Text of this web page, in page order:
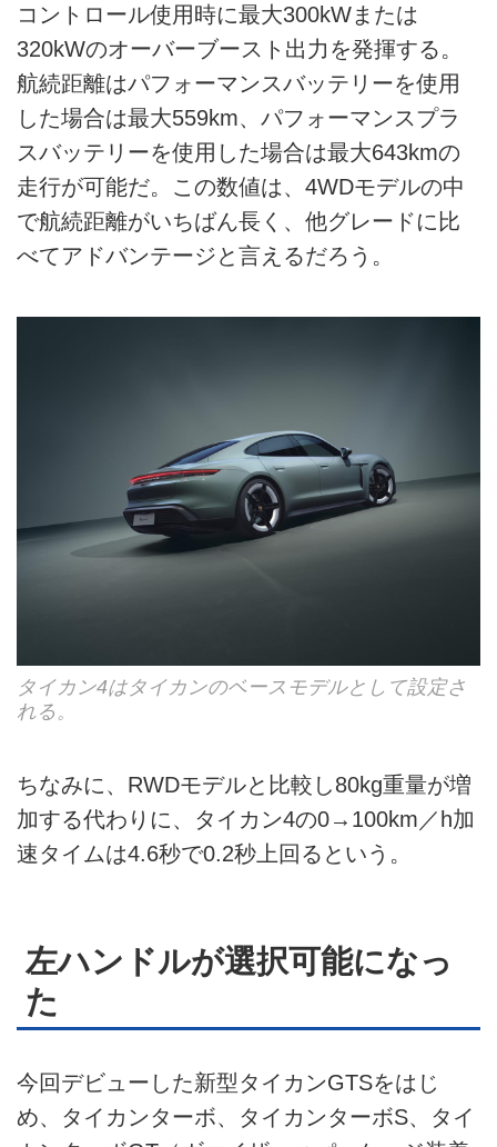
コントロール使用時に最大300kWまたは
320kWのオーバーブースト出力を発揮する。
航続距離はパフォーマンスバッテリーを使用
した場合は最大559km、パフォーマンスプラ
スバッテリーを使用した場合は最大643kmの
走行が可能だ。この数値は、4WDモデルの中
で航続距離がいちばん長く、他グレードに比
べてアドバンテージと言えるだろう。
タイカン4はタイカンのベースモデルとして設定さ
れる。
ちなみに、RWDモデルと比較し80kg重量が増
加する代わりに、タイカン4の0→100km／h加
速タイムは4.6秒で0.2秒上回るという。
左ハンドルが選択可能になっ
た
今回デビューした新型タイカンGTSをはじ
め、タイカンターボ、タイカンターボS、タイ